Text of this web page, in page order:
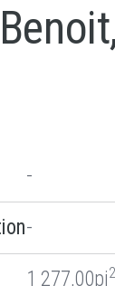
-
-
1 277,00pi2